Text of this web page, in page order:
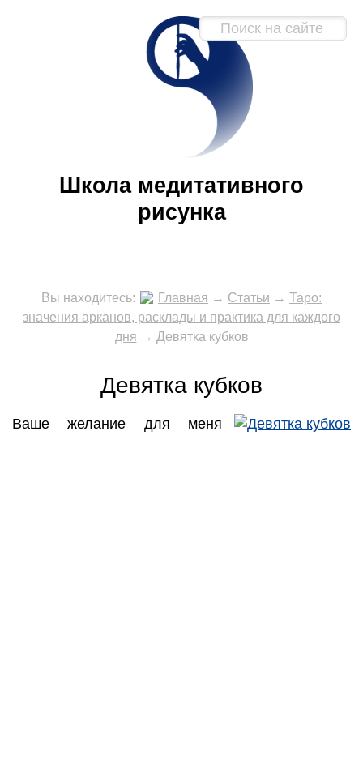
Школа медитативного
рисунка
Вы находитесь: Главная → Статьи → Таро:
значения арканов, расклады и практика для каждого
дня → Девятка кубков
Девятка кубков
Ваше желание для меня